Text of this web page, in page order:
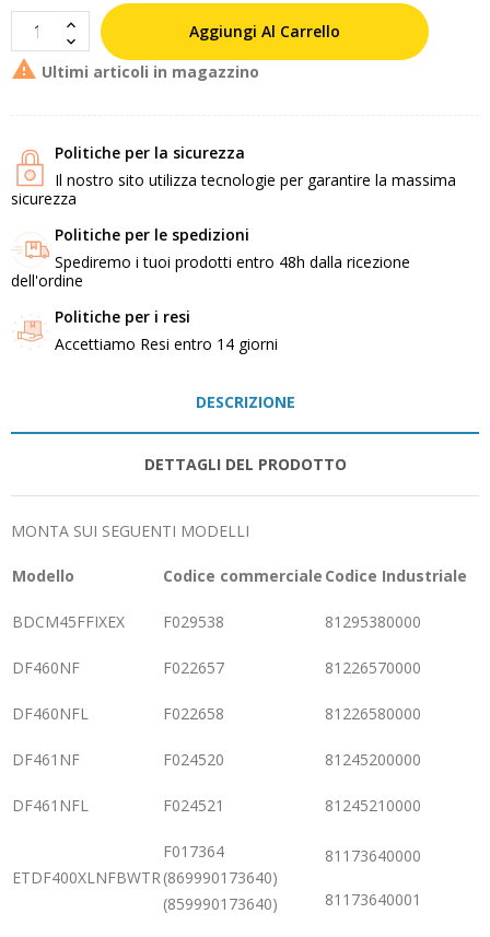
Aggiungi Al Carrello
 Ultimi articoli in magazzino
Politiche per la sicurezza
Il nostro sito utilizza tecnologie per garantire la massima
sicurezza
Politiche per le spedizioni
Spediremo i tuoi prodotti entro 48h dalla ricezione
dell'ordine
Politiche per i resi
Accettiamo Resi entro 14 giorni
DESCRIZIONE
DETTAGLI DEL PRODOTTO
MONTA SUI SEGUENTI MODELLI
Modello Codice commerciale Codice Industriale
BDCM45FFIXEX F029538 81295380000
DF460NF F022657 81226570000
DF460NFL F022658 81226580000
DF461NF F024520 81245200000
DF461NFL F024521 81245210000
ETDF400XLNFBWTR
F017364
(869990173640)
(859990173640)
81173640000
81173640001